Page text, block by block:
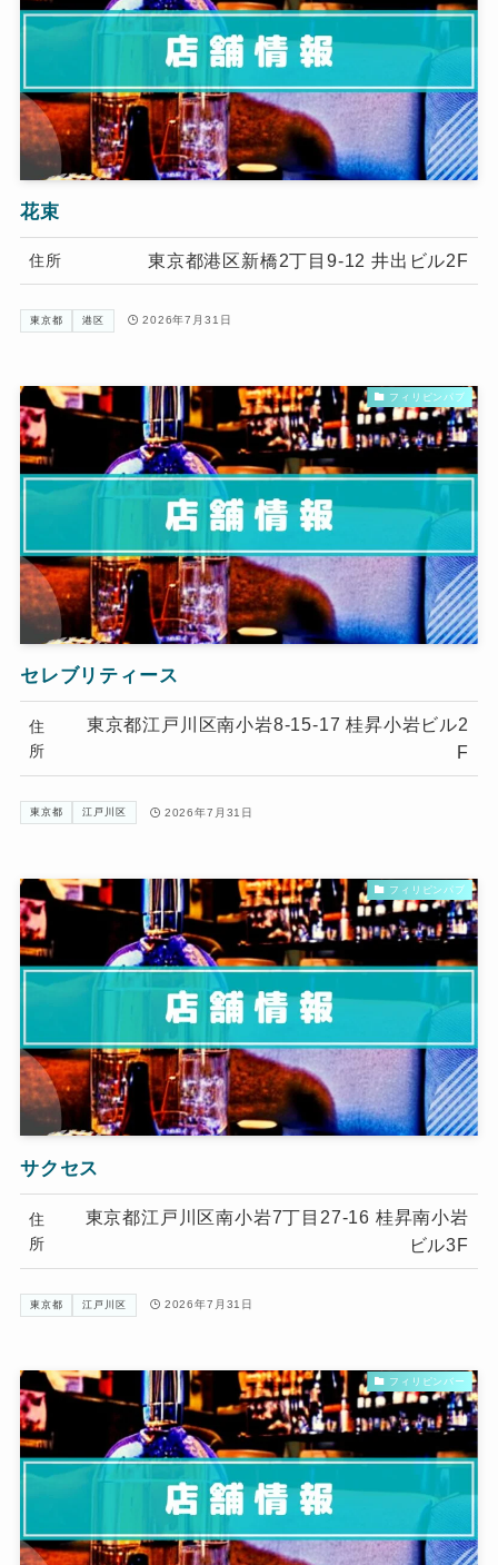
花束
住所 東京都港区新橋2丁目9-12 井出ビル2F
東京都 港区 2026年7月31日
フィリピンパブ
セレブリティース
住
所
東京都江戸川区南小岩8-15-17 桂昇小岩ビル2
F
東京都 江戸川区 2026年7月31日
フィリピンパブ
サクセス
住
所
東京都江戸川区南小岩7丁目27-16 桂昇南小岩
ビル3F
東京都 江戸川区 2026年7月31日
フィリピンバー